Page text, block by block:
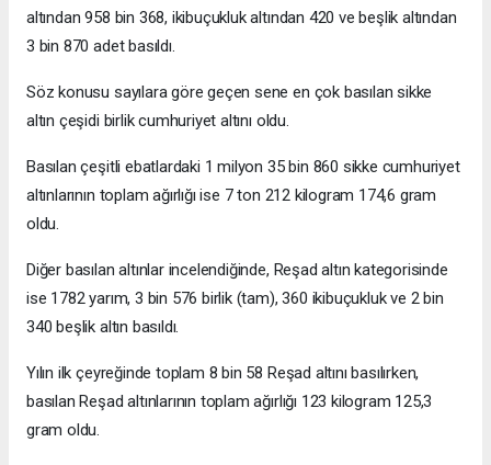
altından 958 bin 368, ikibuçukluk altından 420 ve beşlik altından
3 bin 870 adet basıldı.
Söz konusu sayılara göre geçen sene en çok basılan sikke
altın çeşidi birlik cumhuriyet altını oldu.
Basılan çeşitli ebatlardaki 1 milyon 35 bin 860 sikke cumhuriyet
altınlarının toplam ağırlığı ise 7 ton 212 kilogram 174,6 gram
oldu.
Diğer basılan altınlar incelendiğinde, Reşad altın kategorisinde
ise 1782 yarım, 3 bin 576 birlik (tam), 360 ikibuçukluk ve 2 bin
340 beşlik altın basıldı.
Yılın ilk çeyreğinde toplam 8 bin 58 Reşad altını basılırken,
basılan Reşad altınlarının toplam ağırlığı 123 kilogram 125,3
gram oldu.